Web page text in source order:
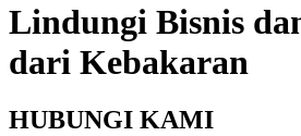
Lindungi Bisnis
dari Kebakaran
HUBUNGI KAMI